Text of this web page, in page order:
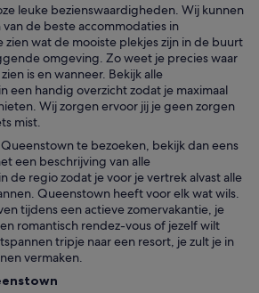
leuke bezienswaardigheden. Wij kunnen
de beste accommodaties in
wat de mooiste plekjes zijn in de buurt
omgeving. Zo weet je precies waar
is en wanneer. Bekijk alle
een handig overzicht zodat je maximaal
Wij zorgen ervoor jij je geen zorgen
mist.
te bezoeken, bekijk dan eens
een beschrijving van alle
de regio zodat je voor je vertrek alvast alle
Queenstown heeft voor elk wat wils.
tijdens een actieve zomervakantie, je
romantisch rendez-vous of jezelf wilt
tripje naar een resort, je zult je in
vermaken.